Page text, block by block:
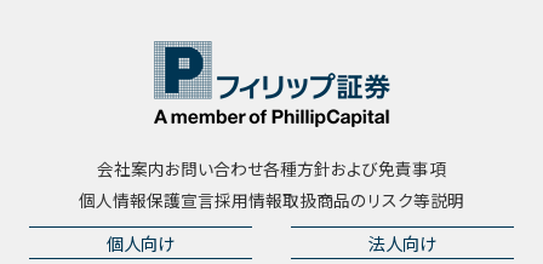
会社案内お問い合わせ各種方針および免責事項
個人情報保護宣言採用情報取扱商品のリスク等説明
個人向け 法人向け